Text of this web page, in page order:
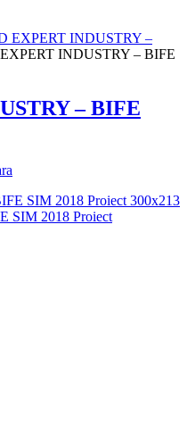
EXPERT INDUSTRY –
INDUSTRY – BIFE
– BIFE